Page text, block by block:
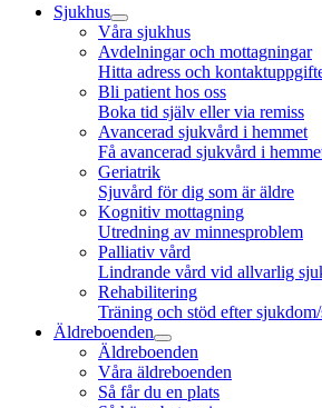
Sjukhus
Våra sjukhus
Avdelningar och mottagningar
Hitta adress och
Bli patient hos oss
Boka tid själv eller via remiss
Avancerad sjukvård i hemmet
Få avancerad sjukvård i
Geriatrik
Sjuvård för dig som är äldre
Kognitiv mottagning
Utredning av minnesproblem
Palliativ vård
Lindrande vård vid allvarlig
Rehabilitering
Träning och stöd efter sjukdom/
Äldreboenden
Äldreboenden
Våra äldreboenden
Så får du en plats